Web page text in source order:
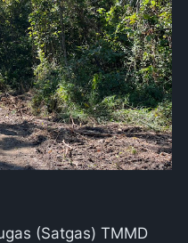
(Satgas) TMMD